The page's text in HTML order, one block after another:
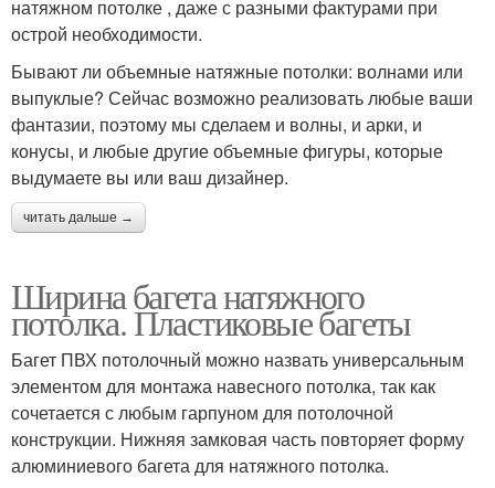
натяжном потолке , даже с разными фактурами при
острой необходимости.
Бывают ли объемные натяжные потолки: волнами или
выпуклые? Сейчас возможно реализовать любые ваши
фантазии, поэтому мы сделаем и волны, и арки, и
конусы, и любые другие объемные фигуры, которые
выдумаете вы или ваш дизайнер.
читать дальше →
Ширина багета натяжного
потолка. Пластиковые багеты
Багет ПВХ потолочный можно назвать универсальным
элементом для монтажа навесного потолка, так как
сочетается с любым гарпуном для потолочной
конструкции. Нижняя замковая часть повторяет форму
алюминиевого багета для натяжного потолка.